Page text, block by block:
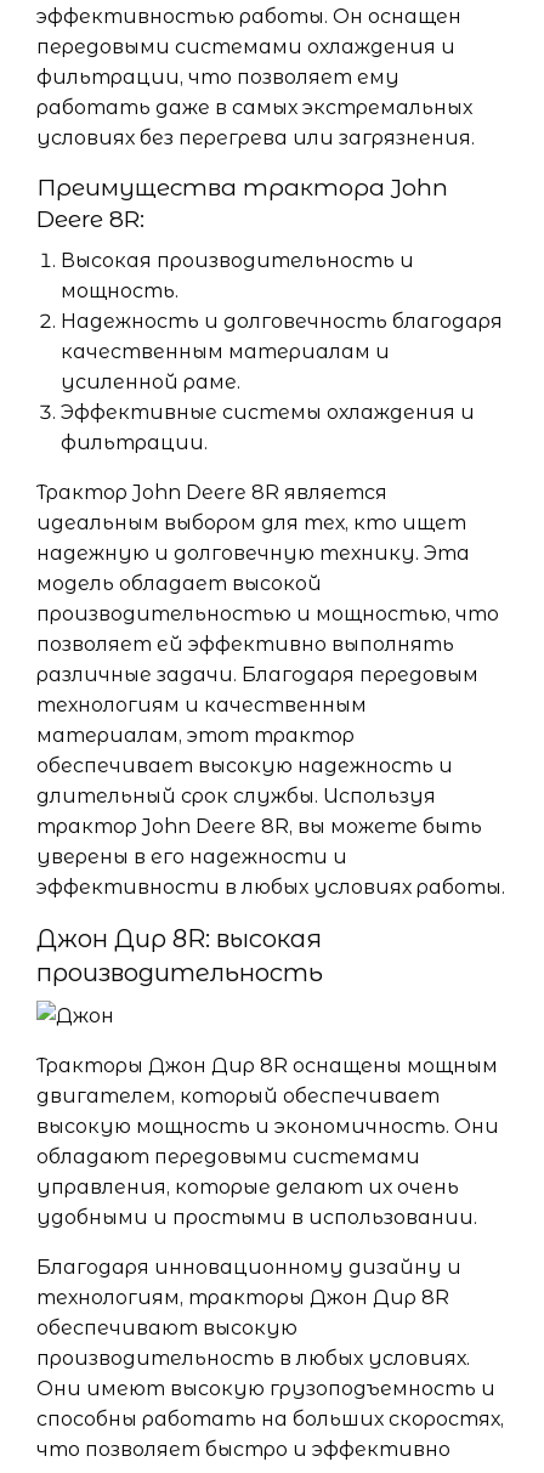
эффективностью работы. Он оснащен
передовыми системами охлаждения и
фильтрации, что позволяет ему
работать даже в самых экстремальных
условиях без перегрева или загрязнения.
Преимущества трактора John
Deere 8R:
Высокая производительность и
мощность.
Надежность и долговечность благодаря
качественным материалам и
усиленной раме.
Эффективные системы охлаждения и
фильтрации.
Трактор John Deere 8R является
идеальным выбором для тех, кто ищет
надежную и долговечную технику. Эта
модель обладает высокой
производительностью и мощностью, что
позволяет ей эффективно выполнять
различные задачи. Благодаря передовым
технологиям и качественным
материалам, этот трактор
обеспечивает высокую надежность и
длительный срок службы. Используя
трактор John Deere 8R, вы можете быть
уверены в его надежности и
эффективности в любых условиях работы.
Джон Дир 8R: высокая
производительность
Тракторы Джон Дир 8R оснащены мощным
двигателем, который обеспечивает
высокую мощность и экономичность. Они
обладают передовыми системами
управления, которые делают их очень
удобными и простыми в использовании.
Благодаря инновационному дизайну и
технологиям, тракторы Джон Дир 8R
обеспечивают высокую
производительность в любых условиях.
Они имеют высокую грузоподъемность и
способны работать на больших скоростях,
что позволяет быстро и эффективно